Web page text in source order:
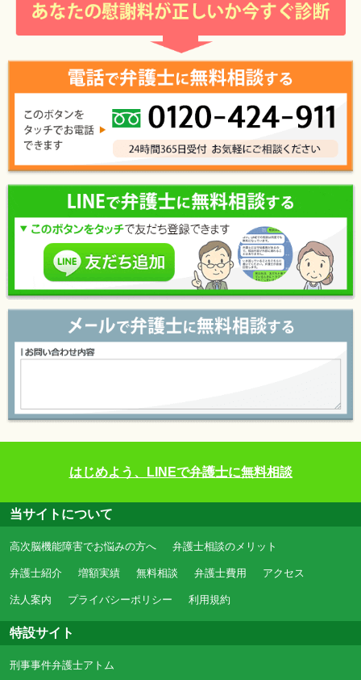
はじめよう、LINEで弁護士に無料相談
当サイトについて
高次脳機能障害でお悩みの方へ 弁護士相談のメリット
弁護士紹介 増額実績 無料相談 弁護士費用 アクセス
法人案内 プライバシーポリシー 利用規約
特設サイト
刑事事件弁護士アトム